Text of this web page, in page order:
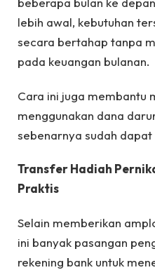
lebih awal, kebutuhan
secara bertahap tanpa
pada keuangan bulanan.
Cara ini juga membantu
menggunakan dana
sebenarnya sudah
Transfer Hadiah
Praktis
Selain memberikan
ini banyak pasangan
rekening bank untuk